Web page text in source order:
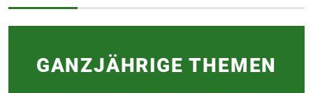
GANZJÄHRIGE THEMEN